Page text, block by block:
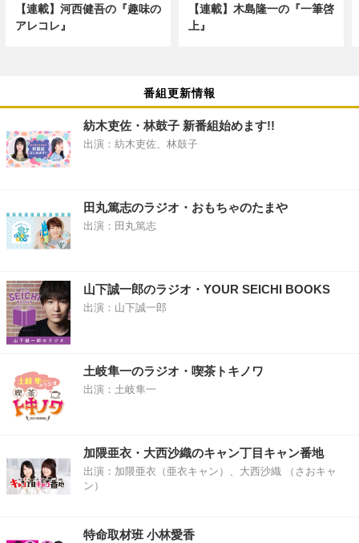
【連載】河西健吾の『趣味の
アレコレ』
【連載】木島隆一の『一筆啓
上』
番組更新情報
紡木吏佐・林鼓子 新番組始めます!!
出演：紡木吏佐、林鼓子
田丸篤志のラジオ・おもちゃのたまや
出演：田丸篤志
山下誠一郎のラジオ・YOUR SEICHI BOOKS
出演：山下誠一郎
土岐隼一のラジオ・喫茶トキノワ
出演：土岐隼一
加隈亜衣・大西沙織のキャン丁目キャン番地
出演：加隈亜衣（亜衣キャン）、大西沙織 （さおキャ
ン）
特命取材班 小林愛香